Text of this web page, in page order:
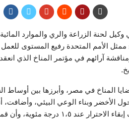
لحنة الزراعة والري والموارد
الأمم المتحدة رفيع المستوى للعمل
آرائهم في مؤتمر المناخ الذي
المناخ في مصر، وأبرزها بين أوساط
الأخضر وبناء الوعي البيئي،
قمة المناخ بجلاسكو، ولكن ما زالت الجهود الدولية قاصرة أمام هدف إبقاء